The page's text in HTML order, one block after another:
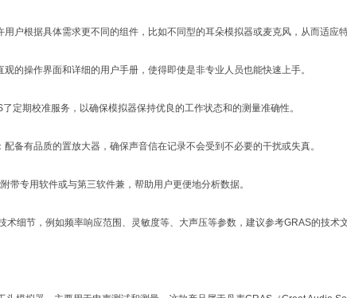
户根据具体需求更不同的组件，比如不同型的耳朵模拟器或麦克风，从而适应特
的操作界面和详细的用户手册，使得即使是非专业人员也能快速上手。
定期校准服务，以确保模拟器保持优良的工作状态和的测量准确性。
备有品质的置放大器，确保声音信在记录不会受到不必要的干扰或失真。
带专用软件或与第三软件兼，帮助用户更便地分析数据。
术细节，例如频率响应范围、灵敏度等、大声压等参数，建议参考GRAS的技术